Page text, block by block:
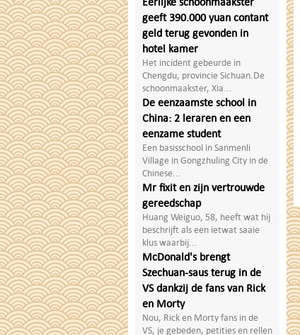
geeft 390.000 yuan contant
geld terug gevonden in
hotel kamer
Het incident gebeurde in
Chengdu, provincie Sichuan.De
schoonmaakster, Xia...
De eenzaamste school in
China: 2 leraren en een
eenzame student
Een basisschool in Sanmenli
Village in Gongzhuling City in de
Chinese...
Mr fixit en zijn vertrouwde
gereedschap
Huang Weiguo, 58, heeft wat hij
beschrijft als een ietwat saaie
klus waarbij...
McDonald's brengt
Szechuan-saus terug in de
VS dankzij de fans van Rick
en Morty
Nou, Rick en Morty fans in de
VS, je gebeden, petities en rellen